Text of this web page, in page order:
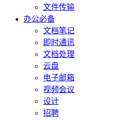
文件传输
办公必备
文档笔记
即时通讯
文档处理
云盘
电子邮箱
视频会议
设计
招聘